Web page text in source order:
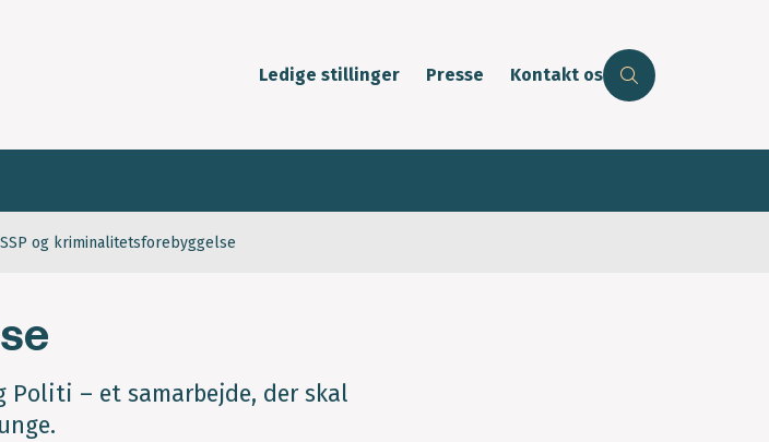
Ledige stillinger Presse Kontakt os
SSP og kriminalitetsforebyggelse
Politi – et samarbejde, der skal